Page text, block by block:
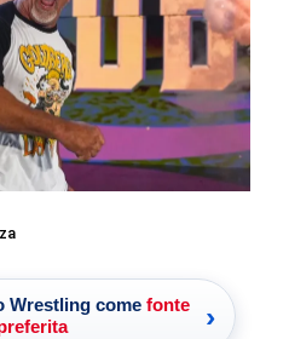
Wrestling come fonte
›